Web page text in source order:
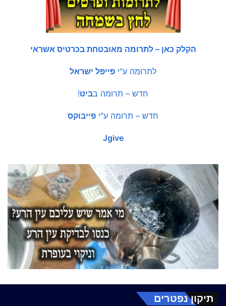
הקלק כאן – לתרומה מאובטחת בכרטיס אשראי
לתרומה ע"י פייפל ישראל
חדש – תרומה בביט!
חדש – תרומה ע"י פייבוקס
Jgive
תיקון נפטרים